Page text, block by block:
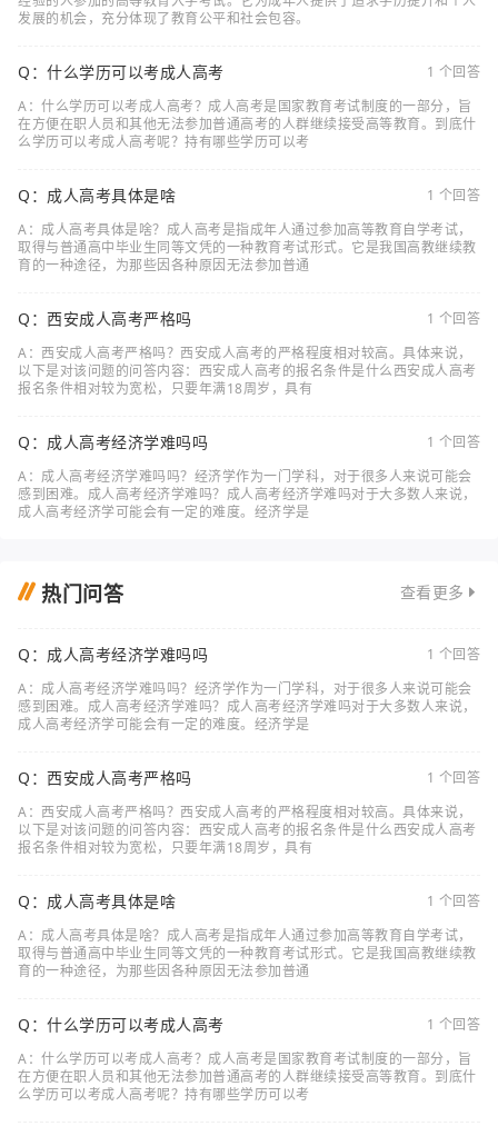
发展的机会，充分体现了教育公平和社会包容。
Q：什么学历可以考成人高考
1 个回答
A：什么学历可以考成人高考？成人高考是国家教育考试制度的一部分，旨
在方便在职人员和其他无法参加普通高考的人群继续接受高等教育。到底什
么学历可以考成人高考呢？持有哪些学历可以考
Q：成人高考具体是啥
1 个回答
A：成人高考具体是啥？成人高考是指成年人通过参加高等教育自学考试，
取得与普通高中毕业生同等文凭的一种教育考试形式。它是我国高教继续教
育的一种途径，为那些因各种原因无法参加普通
Q：西安成人高考严格吗
1 个回答
A：西安成人高考严格吗？西安成人高考的严格程度相对较高。具体来说，
以下是对该问题的问答内容：西安成人高考的报名条件是什么西安成人高考
报名条件相对较为宽松，只要年满18周岁，具有
Q：成人高考经济学难吗吗
1 个回答
A：成人高考经济学难吗吗？经济学作为一门学科，对于很多人来说可能会
感到困难。成人高考经济学难吗？成人高考经济学难吗对于大多数人来说，
成人高考经济学可能会有一定的难度。经济学是
热门问答 查看更多
Q：成人高考经济学难吗吗
1 个回答
A：成人高考经济学难吗吗？经济学作为一门学科，对于很多人来说可能会
感到困难。成人高考经济学难吗？成人高考经济学难吗对于大多数人来说，
成人高考经济学可能会有一定的难度。经济学是
Q：西安成人高考严格吗
1 个回答
A：西安成人高考严格吗？西安成人高考的严格程度相对较高。具体来说，
以下是对该问题的问答内容：西安成人高考的报名条件是什么西安成人高考
报名条件相对较为宽松，只要年满18周岁，具有
Q：成人高考具体是啥
1 个回答
A：成人高考具体是啥？成人高考是指成年人通过参加高等教育自学考试，
取得与普通高中毕业生同等文凭的一种教育考试形式。它是我国高教继续教
育的一种途径，为那些因各种原因无法参加普通
Q：什么学历可以考成人高考
1 个回答
A：什么学历可以考成人高考？成人高考是国家教育考试制度的一部分，旨
在方便在职人员和其他无法参加普通高考的人群继续接受高等教育。到底什
么学历可以考成人高考呢？持有哪些学历可以考